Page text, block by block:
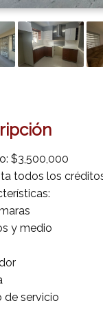
$3,500,000
todos los
y medio
de servicio